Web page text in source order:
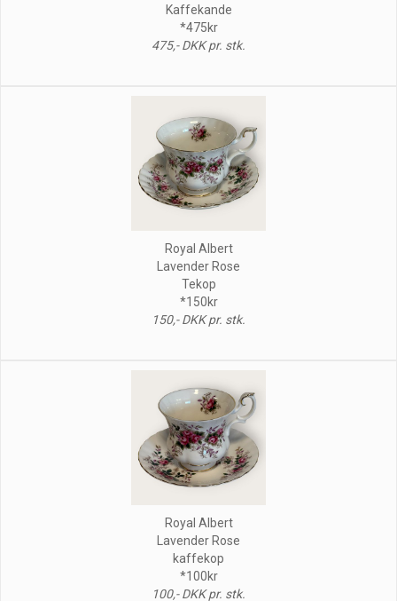
Kaffekande
*475kr
475,- DKK pr. stk.
Royal Albert
Lavender Rose
Tekop
*150kr
150,- DKK pr. stk.
Royal Albert
Lavender Rose
kaffekop
*100kr
100,- DKK pr. stk.